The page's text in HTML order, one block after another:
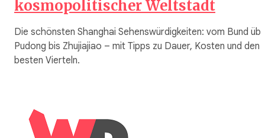
kosmopolitischer Weltstadt
Die schönsten Shanghai Sehenswürdigkeiten: vom Bund
Pudong bis Zhujiajiao – mit Tipps zu Dauer, Kosten und den
besten Vierteln.